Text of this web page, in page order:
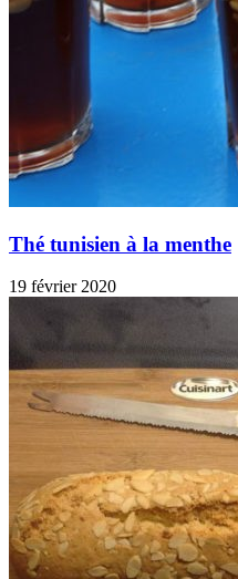
Thé tunisien à la menthe
19 février 2020